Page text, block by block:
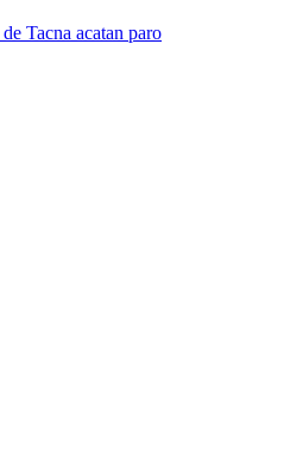
Tacna acatan paro